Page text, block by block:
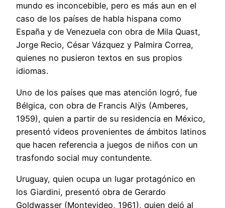
mundo es inconcebible, pero es más aun en el
caso de los países de habla hispana como
España y de Venezuela con obra de Mila Quast,
Jorge Recio, César Vázquez y Palmira Correa,
quienes no pusieron textos en sus propios
idiomas.
Uno de los países que mas atención logró, fue
Bélgica, con obra de Francis Alÿs (Amberes,
1959), quien a partir de su residencia en México,
presentó videos provenientes de ámbitos latinos
que hacen referencia a juegos de niños con un
trasfondo social muy contundente.
Uruguay, quien ocupa un lugar protagónico en
los Giardini, presentó obra de Gerardo
Goldwasser (Montevideo, 1961), quien dejó al